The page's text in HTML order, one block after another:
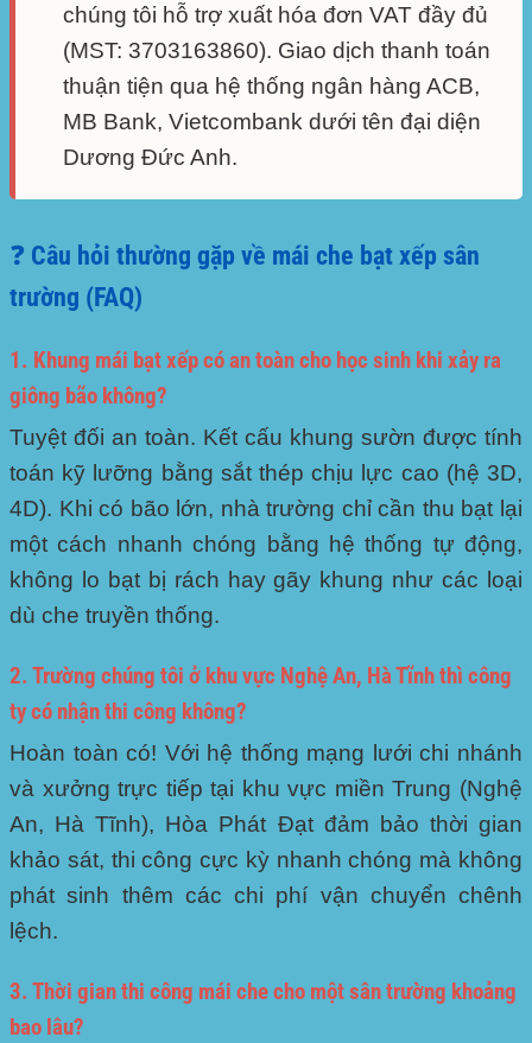
chúng tôi hỗ trợ xuất hóa đơn VAT đầy đủ
(MST: 3703163860). Giao dịch thanh toán
thuận tiện qua hệ thống ngân hàng ACB,
MB Bank, Vietcombank dưới tên đại diện
Dương Đức Anh.
❓ Câu hỏi thường gặp về mái che bạt xếp sân
trường (FAQ)
1. Khung mái bạt xếp có an toàn cho học sinh khi xảy ra
giông bão không?
Tuyệt đối an toàn. Kết cấu khung sườn được tính
toán kỹ lưỡng bằng sắt thép chịu lực cao (hệ 3D,
4D). Khi có bão lớn, nhà trường chỉ cần thu bạt lại
một cách nhanh chóng bằng hệ thống tự động,
không lo bạt bị rách hay gãy khung như các loại
dù che truyền thống.
2. Trường chúng tôi ở khu vực Nghệ An, Hà Tĩnh thì công
ty có nhận thi công không?
Hoàn toàn có! Với hệ thống mạng lưới chi nhánh
và xưởng trực tiếp tại khu vực miền Trung (Nghệ
An, Hà Tĩnh), Hòa Phát Đạt đảm bảo thời gian
khảo sát, thi công cực kỳ nhanh chóng mà không
phát sinh thêm các chi phí vận chuyển chênh
lệch.
3. Thời gian thi công mái che cho một sân trường khoảng
bao lâu?